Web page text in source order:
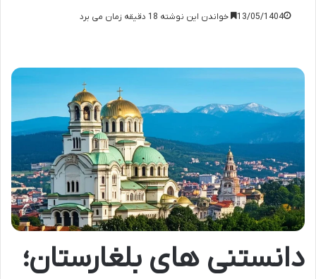
13/05/1404 خواندن این نوشته 18 دقیقه زمان می برد
دانستنی های بلغارستان؛